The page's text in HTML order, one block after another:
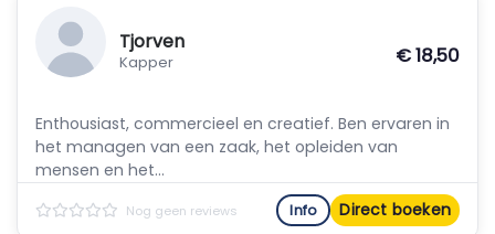
Tjorven
Kapper € 18,50
Enthousiast, commercieel en creatief. Ben ervaren in
het managen van een zaak, het opleiden van
mensen en het...
Nog geen reviews Info Direct boeken